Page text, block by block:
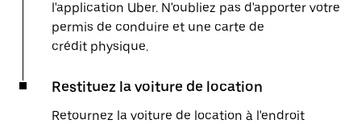
l'application Uber. N'oubliez pas d'apporter votre
permis de conduire et une carte de
crédit physique.
Restituez la voiture de location
Retournez la voiture de location à l'endroit